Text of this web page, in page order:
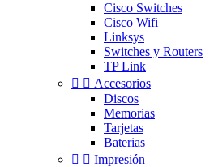
Cisco Switches
Cisco Wifi
Linksys
Switches y Routers
TP Link
  Accesorios
Discos
Memorias
Tarjetas
Baterias
  Impresión